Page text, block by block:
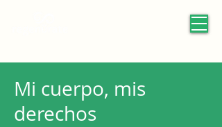
Mi cuerpo, mis
derechos